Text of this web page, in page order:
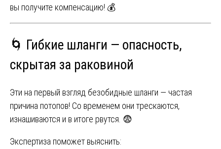
вы получите компенсацию! 💰
🌀 Гибкие шланги — опасность,
скрытая за раковиной
Эти на первый взгляд безобидные шланги — частая
причина потопов! Со временем они трескаются,
изнашиваются и в итоге рвутся. 😨
Экспертиза поможет выяснить: